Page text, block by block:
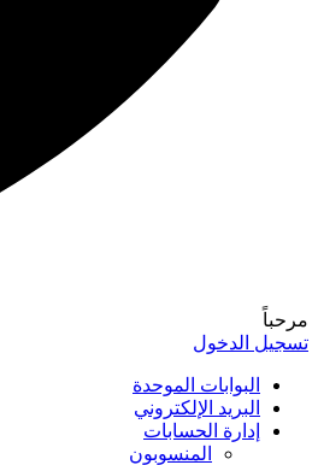
مرحباً
تسجيل الدخول
البوابات الموحدة
البريد الإلكتروني
إدارة الحسابات
المنسوبون